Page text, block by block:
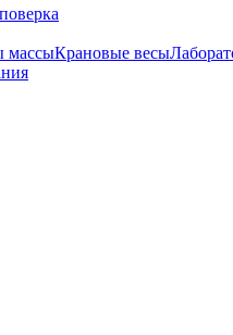
массыКрановые весы